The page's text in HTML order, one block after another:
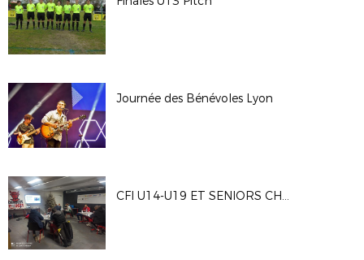
Journée des Bénévoles Lyon
CFI U14-U19 ET SENIORS CHATELAILLO